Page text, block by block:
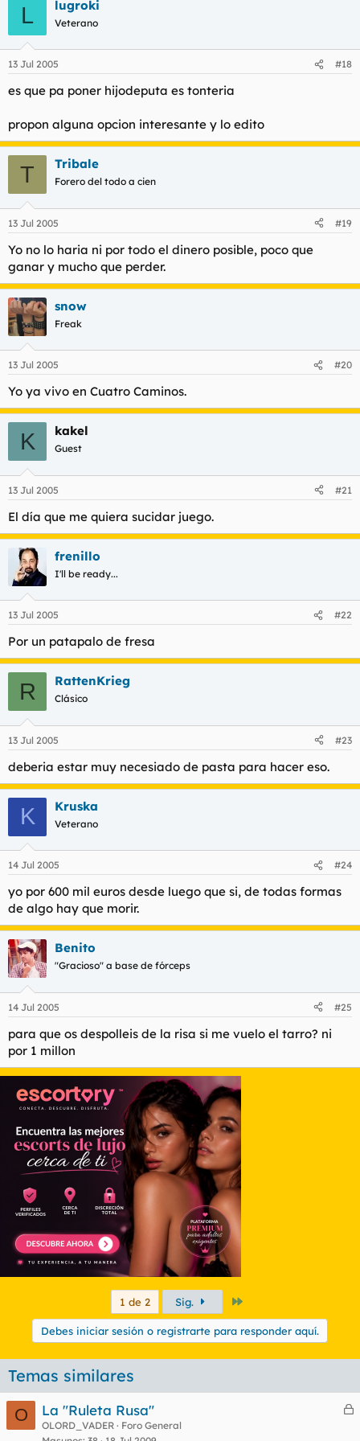
L lugroki
Veterano
13 Jul 2005 #18
es que pa poner hijodeputa es tonteria
propon alguna opcion interesante y lo edito
T Tribale
Forero del todo a cien
13 Jul 2005 #19
Yo no lo haria ni por todo el dinero posible, poco que
ganar y mucho que perder.
snow
Freak
13 Jul 2005 #20
Yo ya vivo en Cuatro Caminos.
K kakel
Guest
13 Jul 2005 #21
El día que me quiera sucidar juego.
frenillo
I'll be ready...
13 Jul 2005 #22
Por un patapalo de fresa
R RattenKrieg
Clásico
13 Jul 2005 #23
deberia estar muy necesiado de pasta para hacer eso.
K Kruska
Veterano
14 Jul 2005 #24
yo por 600 mil euros desde luego que si, de todas formas
de algo hay que morir.
Benito
"Gracioso" a base de fórceps
14 Jul 2005 #25
para que os despolleis de la risa si me vuelo el tarro? ni
por 1 millon
1 de 2 Sig.
Debes iniciar sesión o registrarte para responder aquí.
Temas similares
O
C
La "Ruleta Rusa"
OLORD_VADER
Foro General